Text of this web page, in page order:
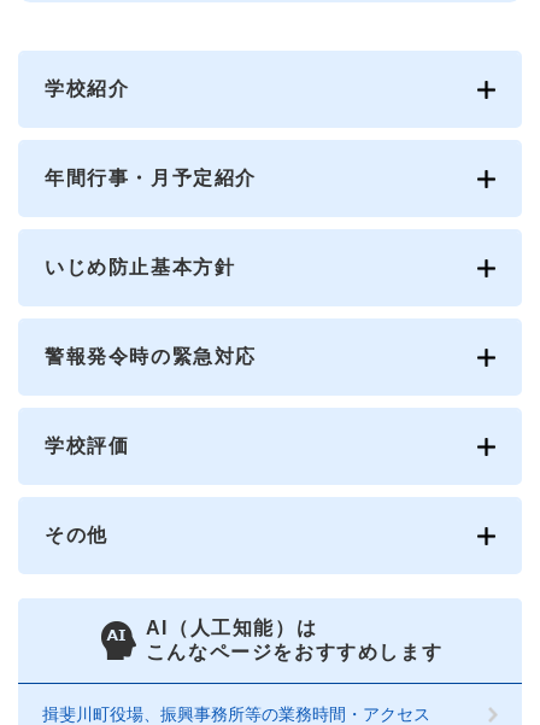
学校紹介
年間行事・月予定紹介
いじめ防止基本方針
警報発令時の緊急対応
学校評価
その他
AI（人工知能）は
こんなページをおすすめします
揖斐川町役場、振興事務所等の業務時間・アクセス